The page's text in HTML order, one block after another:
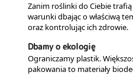
Zanim roślinki do Ciebie
warunki dbając o właściwą
oraz kontrolując ich zdrowie.
Dbamy o ekologię
Ograniczamy plastik.
pakowania to materiały